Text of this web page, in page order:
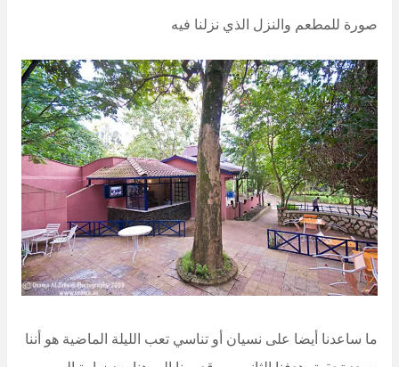
صورة للمطعم والنزل الذي نزلنا فيه
ما ساعدنا أيضا على نسيان أو تناسي تعب الليلة الماضية هو أننا